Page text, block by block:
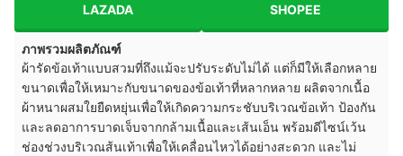
LAZADA SHOPEE
ภาพรวมผลิตภัณฑ์
ผ้ารัดข้อเท้าแบบสวมที่ถึงแม้จะปรับระดับไม่ได้ แต่ก็มีให้เลือกหลาย
ขนาดเพื่อให้เหมาะกับขนาดของข้อเท้าที่หลากหลาย ผลิตจากเนื้อ
ผ้าหนาผสมใยยืดหยุ่นเพื่อให้เกิดความกระชับบริเวณข้อเท้า ป้องกัน
และลดอาการบาดเจ็บจากกล้ามเนื้อและเส้นเอ็น พร้อมดีไซน์เว้น
ช่องช่วงบริเวณส้นเท้าเพื่อให้เคลื่อนไหวได้อย่างสะดวก และไม่